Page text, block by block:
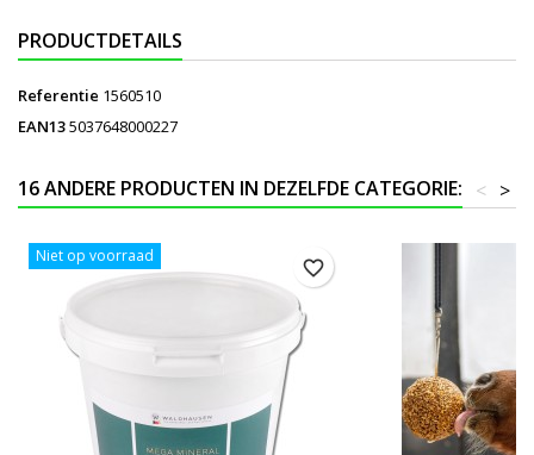
PRODUCTDETAILS
Referentie 1560510
EAN135037648000227
16 ANDERE PRODUCTEN IN DEZELFDE CATEGORIE: >
<
Niet op voorraad
favorite_border